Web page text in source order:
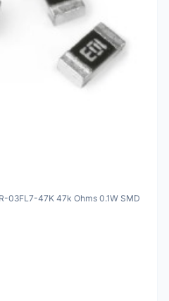
03FL7-47K 47k Ohms 0.1W SMD